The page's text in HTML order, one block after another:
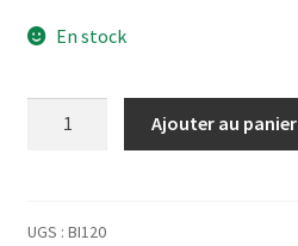
En stock
Interdite
Ajouter au panier
UGS : BI120